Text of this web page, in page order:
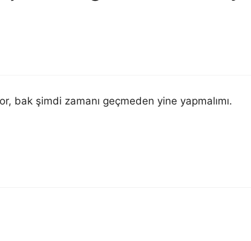
bak şimdi zamanı geçmeden yine yapmalımı.